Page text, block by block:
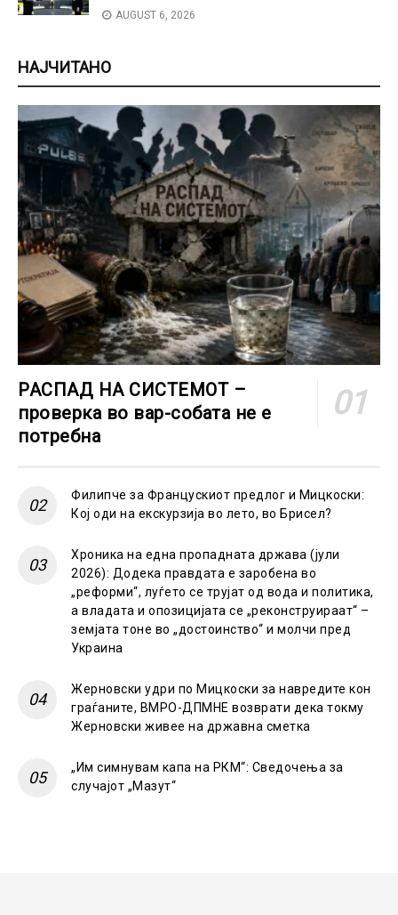
AUGUST 6, 2026
НАЈЧИТАНО
РАСПАД НА СИСТЕМОТ –
проверка во вар-собата не е
потребна
Филипче за Францускиот предлог и Мицкоски:
Кој оди на екскурзија во лето, во Брисел?
Хроника на една пропадната држава (јули
2026): Додека правдата е заробена во
„реформи“, луѓето се трујат од вода и политика,
а владата и опозицијата се „реконструираат“ –
земјата тоне во „достоинство“ и молчи пред
Украина
Жерновски удри по Мицкоски за навредите кон
граѓаните, ВМРО-ДПМНЕ возврати дека токму
Жерновски живее на државна сметка
„Им симнувам капа на РКМ“: Сведочења за
случајот „Мазут“